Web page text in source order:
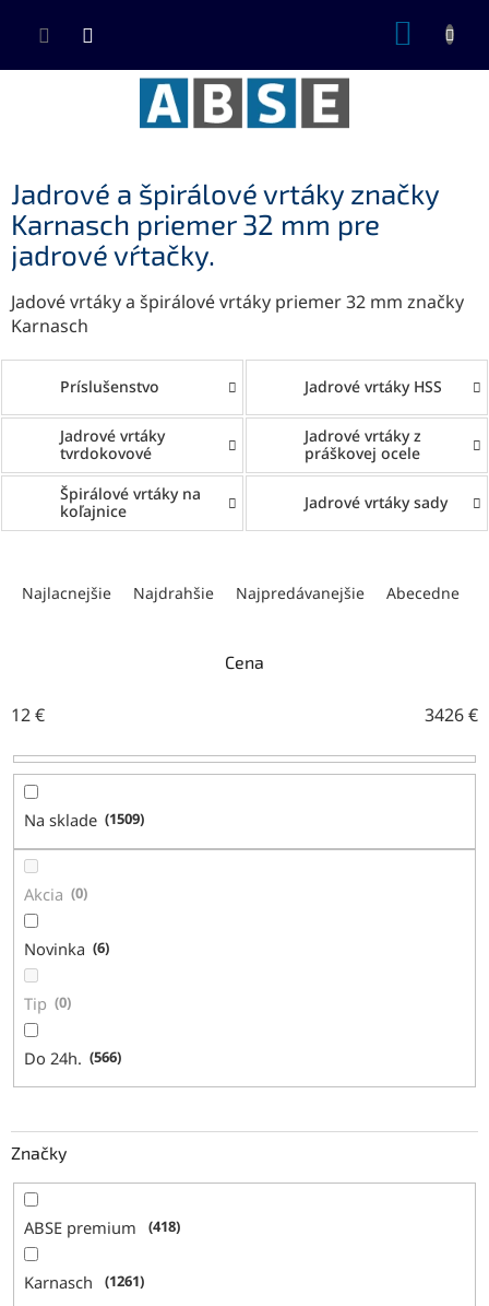
Jadrové a špirálové vrtáky značky
Karnasch priemer 32 mm pre
jadrové vŕtačky.
Jadové vrtáky a špirálové vrtáky priemer 32 mm značky
Karnasch
Príslušenstvo Jadrové vrtáky HSS
Jadrové vrtáky
tvrdokovové
Jadrové vrtáky z
práškovej ocele
Špirálové vrtáky na
koľajnice
Jadrové vrtáky sady
e
r
o
k
Najlacnejšie Najdrahšie Najpredávanejšie Abecedne
Cena
12€ 3426€
Na sklade 1509
Akcia 0
Novinka 6
Tip 0
Do 24h. 566
Značky
ABSE premium 418
Karnasch 1261